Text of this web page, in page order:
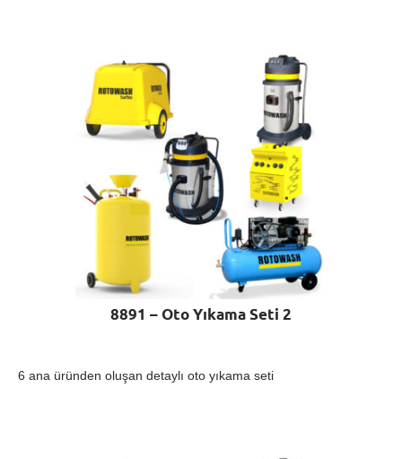
8891 – Oto Yıkama Seti 2
6 ana üründen oluşan detaylı oto yıkama seti